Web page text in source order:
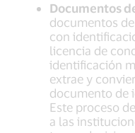
Documentos
documentos
con
licencia de
identificación
extrae y
documento de
Este proceso
a las